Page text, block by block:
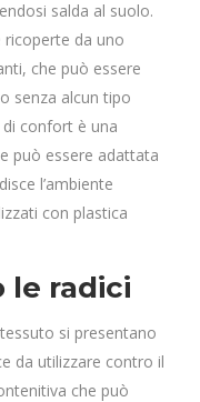
salda al suolo.
ricoperte da uno
che può essere
senza alcun tipo
di confort è una
può essere adattata
l’ambiente
con plastica
le radici
si presentano
da utilizzare contro il
che può